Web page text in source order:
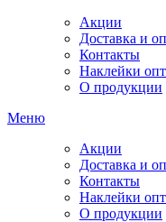
Акции
Доставка и
Контакты
Наклейки
О продукции
Меню
Акции
Доставка и
Контакты
Наклейки
О продукции